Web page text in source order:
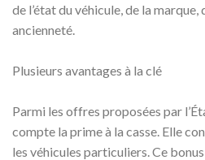
de l’état du véhicule, de la marque,
ancienneté.
Plusieurs avantages à la clé
Parmi les offres proposées par
compte la prime à la casse. Elle
les véhicules particuliers. Ce